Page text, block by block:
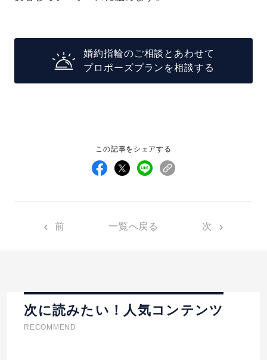
婚約指輪のご相談とあわせて
プロポーズプランを相談する
この記事をシェアする
前 一覧へ戻る 次
次に読みたい！人気コンテンツ
RECOMMEND